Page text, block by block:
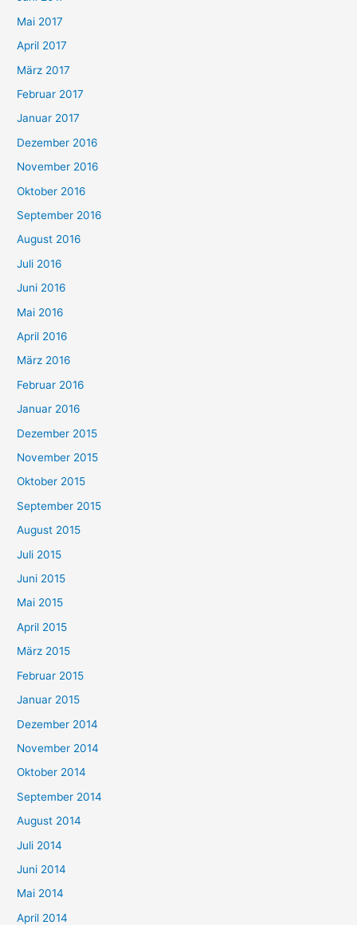
Mai 2017
April 2017
März 2017
Februar 2017
Januar 2017
Dezember 2016
November 2016
Oktober 2016
September 2016
August 2016
Juli 2016
Juni 2016
Mai 2016
April 2016
März 2016
Februar 2016
Januar 2016
Dezember 2015
November 2015
Oktober 2015
September 2015
August 2015
Juli 2015
Juni 2015
Mai 2015
April 2015
März 2015
Februar 2015
Januar 2015
Dezember 2014
November 2014
Oktober 2014
September 2014
August 2014
Juli 2014
Juni 2014
Mai 2014
April 2014